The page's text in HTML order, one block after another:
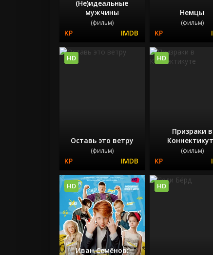
(Не)идеальные
мужчины
(фильм)
Немцы
(фильм)
Оставь это ветру
(фильм)
HD
Призраки в
(фильм)
HD
Иван Семёнов:
HD HD